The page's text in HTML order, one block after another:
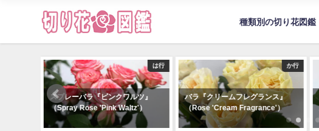
種類別の切り花図鑑
か行
バラ『クリームフレグランス』
（Rose 'Cream Fragrance'）
は行
スプレーバラ『ブライダルメイプ
ルローズ』（Spray Rose 'Bridal
Maple Rose'）